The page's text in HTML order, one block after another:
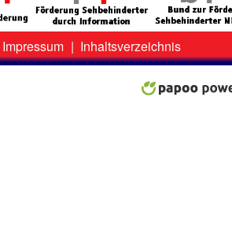
Impressum | Inhaltsverzeichnis